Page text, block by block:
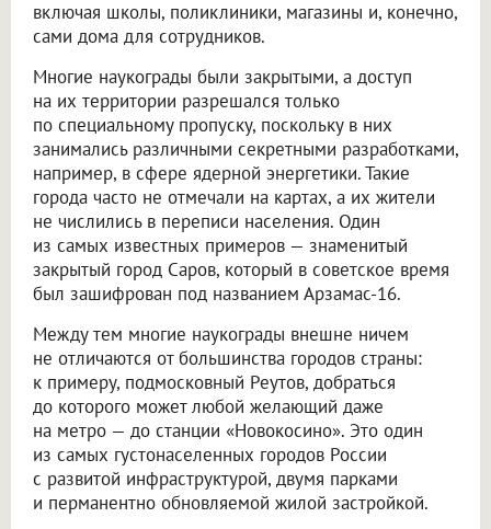
включая школы, поликлиники, магазины и, конечно,
сами дома для сотрудников.
Многие наукограды были закрытыми, а доступ
на их территории разрешался только
по специальному пропуску, поскольку в них
занимались различными секретными разработками,
например, в сфере ядерной энергетики. Такие
города часто не отмечали на картах, а их жители
не числились в переписи населения. Один
из самых известных примеров — знаменитый
закрытый город Саров, который в советское время
был зашифрован под названием Арзамас-16.
Между тем многие наукограды внешне ничем
не отличаются от большинства городов страны:
к примеру, подмосковный Реутов, добраться
до которого может любой желающий даже
на метро — до станции «Новокосино». Это один
из самых густонаселенных городов России
с развитой инфраструктурой, двумя парками
и перманентно обновляемой жилой застройкой.